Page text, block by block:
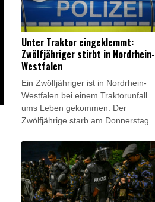
veröffentlichten Daten hervorging.
Der bisher niedrigste bekannte
Wasserstand war 2018 mit 23
Zentimetern registriert worden.
Unter Traktor eingeklemmt:
Zwölfjähriger stirbt in Nordrhein-
Westfalen
Ein Zwölfjähriger ist in Nordrhein-
Westfalen bei einem Traktorunfall
ums Leben gekommen. Der
Zwölfjährige starb am Donnerstag in
in Herford am Abend mitteilte. Die
Ermittlungen zum genauen
Unfallhergang dauerten an. Wie der
Westdeutsche Rundfunk (WDR)
berichtete, war der Traktor am